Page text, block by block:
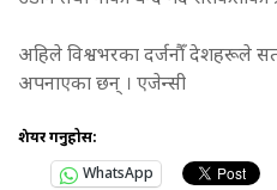
अहिले विश्वभरका दर्जनौँ देशहरूले
अपनाएका छन् । एजेन्सी
शेयर गर्नुहोस:
WhatsApp